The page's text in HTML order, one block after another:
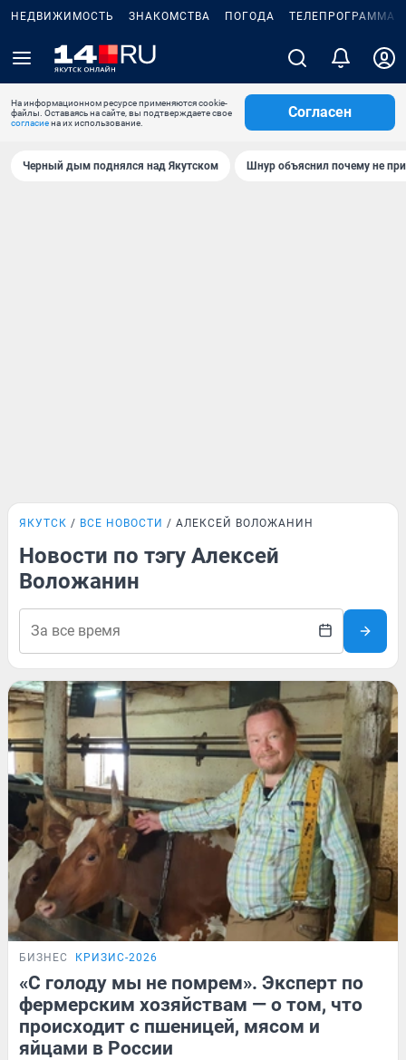
НЕДВИЖИМОСТЬ ЗНАКОМСТВА ПОГОДА ТЕЛЕПРОГРАММА
На информационном ресурсе применяются cookie-
файлы. Оставаясь на сайте, вы подтверждаете свое
согласиена их использование.
Согласен
Черный дым поднялся над Якутском Шнур объяснил почему не
ЯКУТСК ВСЕ НОВОСТИ АЛЕКСЕЙ ВОЛОЖАНИН
Новости по тэгу Алексей
Воложанин
БИЗНЕС КРИЗИС-2026
«С голоду мы не помрем». Эксперт по
фермерским хозяйствам — о том, что
происходит с пшеницей, мясом и
яйцами в России